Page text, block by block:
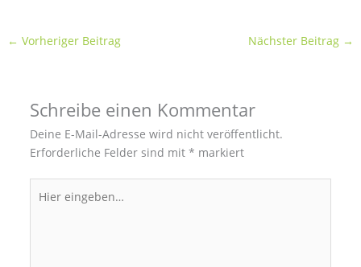
← Vorheriger Beitrag Nächster Beitrag →
Schreibe einen Kommentar
Deine E-Mail-Adresse wird nicht veröffentlicht.
Erforderliche Felder sind mit * markiert
eingeben…